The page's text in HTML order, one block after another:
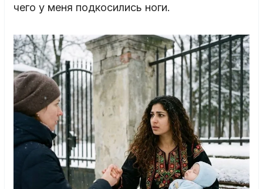
чего у меня подкосились ноги.